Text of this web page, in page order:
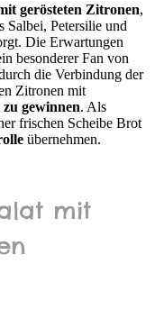
gerösteten Zitronen,
Salbei, Petersilie und
Die Erwartungen
besonderer Fan von
die Verbindung der
Zitronen mit
gewinnen. Als
frischen Scheibe Brot
übernehmen.
mit